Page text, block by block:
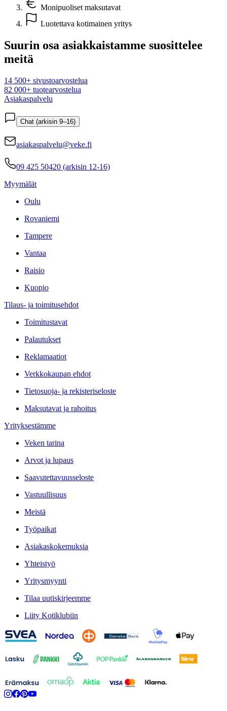
Monipuoliset maksutavat
Luotettava kotimainen yritys
Suurin osa asiakkaistamme suosittelee
meitä
14 500+ sivustoarvostelua
82 000+ tuotearvostelua
Asiakaspalvelu
Chat (arkisin 9–16)
asiakaspalvelu@veke.fi
09 425 50420 (arkisin 12-16)
Myymälät
Oulu
Rovaniemi
Tampere
Vantaa
Raisio
Kuopio
Tilaus- ja toimitusehdot
Toimitustavat
Palautukset
Reklamaatiot
Verkkokaupan ehdot
Tietosuoja- ja rekisteriseloste
Maksutavat ja rahoitus
Yrityksestämme
Veken tarina
Arvot ja lupaus
Saavutettavuusseloste
Vastuullisuus
Meistä
Työpaikat
Asiakaskokemuksia
Yhteistyö
Yritysmyynti
Tilaa uutiskirjeemme
Liity Kotiklubiin